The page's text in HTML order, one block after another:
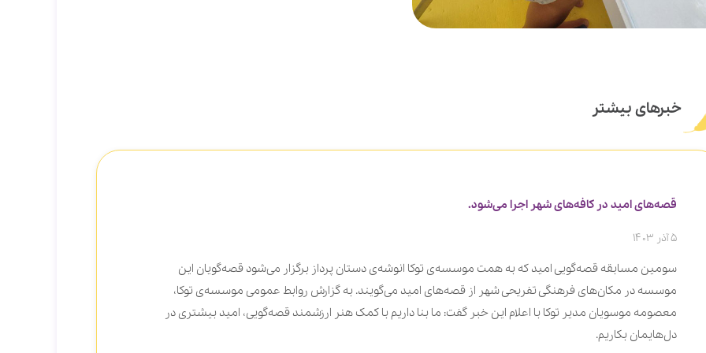
خبرهای بیشتر
قصه‌های امید در کافه‌های شهر اجرا می‌شود.
5 آذر 1403
سومین مسابقه قصه‌گویی امید که به همت موسسه‌ی توکا انوشه‌ی دستان پرداز برگزار می‌شود قصه‌گویان این
موسسه در مکان‌های فرهنگی تفریحی شهر از قصه‌های امید می‌گویند. به گزارش روابط عمومی موسسه‌ی توکا،
معصومه موسویان مدیر توکا با اعلام این خبر گفت: ما بنا داریم با کمک هنر ارزشمند قصه‌گویی، امید بیشتری در
دل‌هایمان بکاریم.